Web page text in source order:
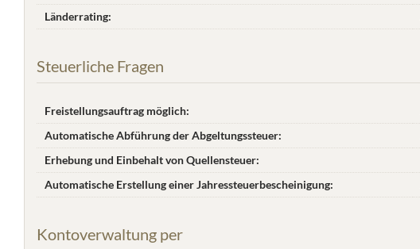
Länderrating:
Steuerliche Fragen
Freistellungsauftrag möglich:
Automatische Abführung der Abgeltungssteuer:
Erhebung und Einbehalt von Quellensteuer:
Automatische Erstellung einer Jahres­steuer­bescheinigung:
Kontoverwaltung per